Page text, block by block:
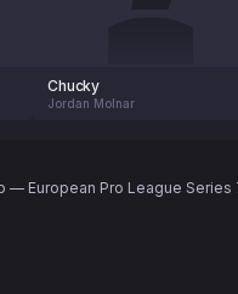
Chucky
Jordan Molnar
— European Pro League